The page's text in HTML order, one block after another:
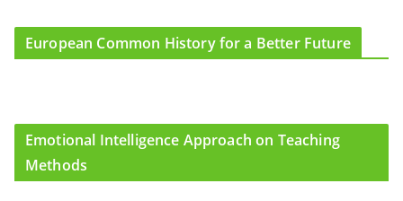
m
European Common History for a Better Future
Emotional Intelligence Approach on Teaching
Methods